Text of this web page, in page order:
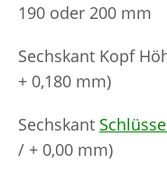
190 oder 200 mm
Sechskant Kopf
+ 0,180 mm)
Sechskant
/ + 0,00 mm)